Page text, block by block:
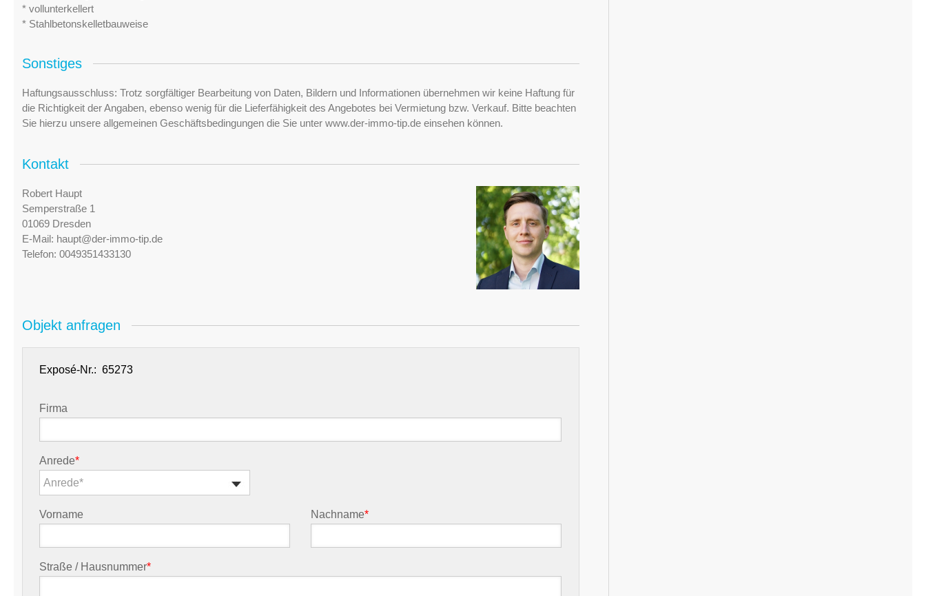
* vollunterkellert
* Stahlbetonskelletbauweise
Sonstiges
Haftungsausschluss: Trotz sorgfältiger Bearbeitung von Daten, Bildern und Informationen übernehmen wir keine Haftung für
die Richtigkeit der Angaben, ebenso wenig für die Lieferfähigkeit des Angebotes bei Vermietung bzw. Verkauf. Bitte beachten
Sie hierzu unsere allgemeinen Geschäftsbedingungen die Sie unter www.der-immo-tip.de einsehen können.
Kontakt
Robert Haupt
Semperstraße 1
01069 Dresden
E-Mail: haupt@der-immo-tip.de
Telefon: 0049351433130
Objekt anfragen
Exposé-Nr.:
Firma
Anrede*
Anrede*
Vorname Nachname*
Straße / Hausnummer*